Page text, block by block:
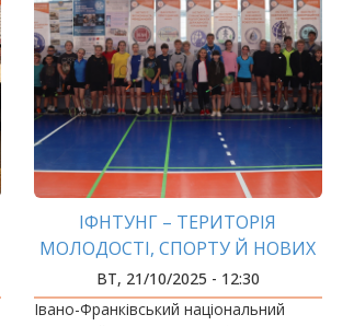
ІФНТУНГ – ТЕРИТОРІЯ
МОЛОДОСТІ, СПОРТУ Й НОВИХ
МОЖЛИВОСТЕЙ!
ВТ, 21/10/2025 - 12:30
Івано-Франківський національний